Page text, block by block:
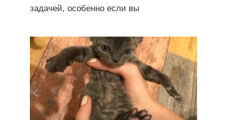
задачей, особенно если вы